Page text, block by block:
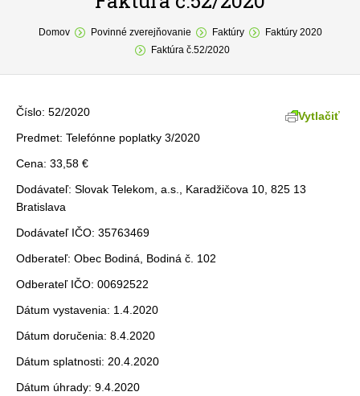
O obci
Formuláre
Fotogaléria
Kontakt
You are here:
Domov Povinné zverejňovanie Faktúry
Faktúry 2020
Faktúra č.52/2020
Vytlačiť
Číslo: 52/2020
Predmet: Telefónne poplatky 3/2020
Cena: 33,58 €
Dodávateľ: Slovak Telekom, a.s., Karadžičova 10, 825 13
Bratislava
Dodávateľ IČO: 35763469
Odberateľ: Obec Bodiná, Bodiná č. 102
Odberateľ IČO: 00692522
Dátum vystavenia: 1.4.2020
Dátum doručenia: 8.4.2020
Dátum splatnosti: 20.4.2020
Dátum úhrady: 9.4.2020